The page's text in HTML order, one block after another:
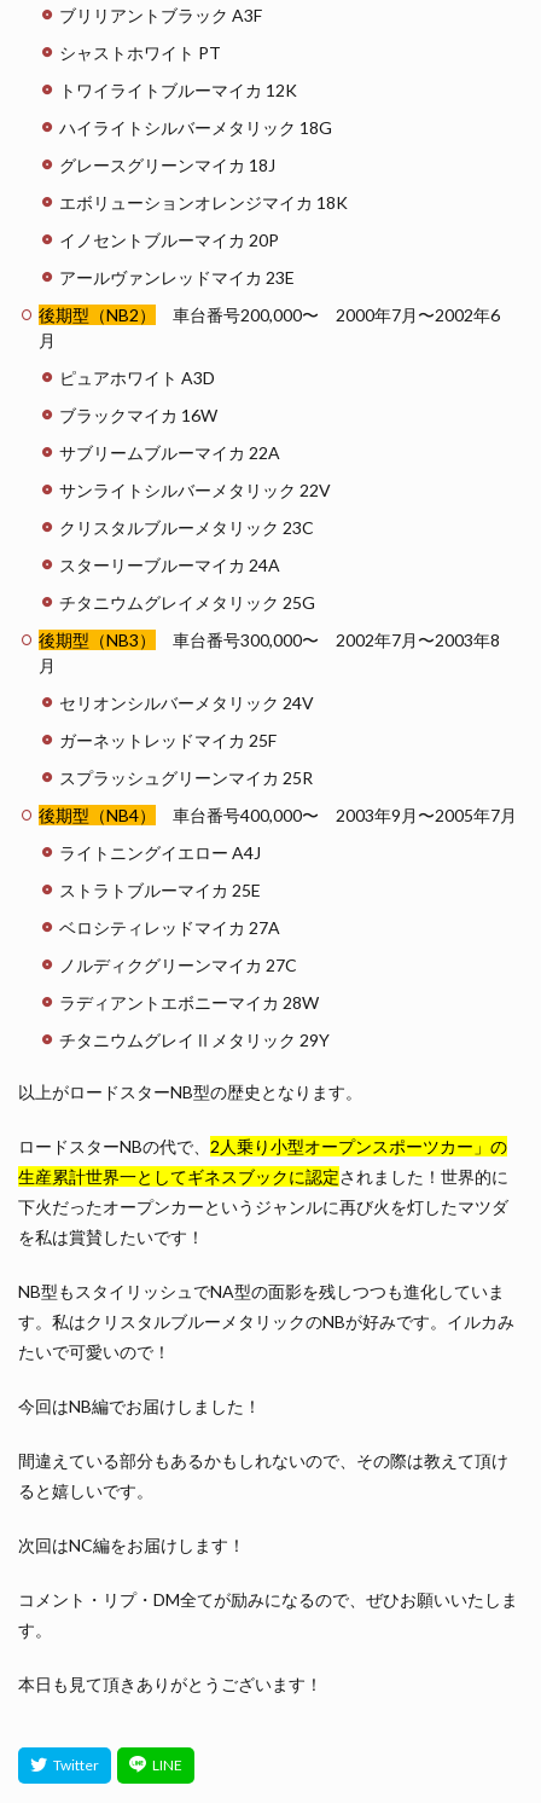
ブリリアントブラック A3F
シャストホワイト PT
トワイライトブルーマイカ 12K
ハイライトシルバーメタリック 18G
グレースグリーンマイカ 18J
エボリューションオレンジマイカ 18K
イノセントブルーマイカ 20P
アールヴァンレッドマイカ 23E
後期型（NB2）
車台番号200,000〜 2000年7月〜2002年6
月
ピュアホワイト A3D
ブラックマイカ 16W
サブリームブルーマイカ 22A
サンライトシルバーメタリック 22V
クリスタルブルーメタリック 23C
スターリーブルーマイカ 24A
チタニウムグレイメタリック 25G
後期型（NB3）
車台番号300,000〜 2002年7月〜2003年8
月
セリオンシルバーメタリック 24V
ガーネットレッドマイカ 25F
スプラッシュグリーンマイカ 25R
後期型（NB4）
車台番号400,000〜 2003年9月〜2005年7月
ライトニングイエロー A4J
ストラトブルーマイカ 25E
ベロシティレッドマイカ 27A
ノルディクグリーンマイカ 27C
ラディアントエボニーマイカ 28W
チタニウムグレイⅡメタリック 29Y
以上がロードスターNB型の歴史となります。
ロードスターNBの代で、 2人乗り小型オープンスポーツカー」の
生産累計世界一としてギネスブックに認定されました！世界的に
下火だったオープンカーというジャンルに再び火を灯したマツダ
を私は賞賛したいです！
NB型もスタイリッシュでNA型の面影を残しつつも進化していま
す。私はクリスタルブルーメタリックのNBが好みです。イルカみ
たいで可愛いので！
今回はNB編でお届けしました！
間違えている部分もあるかもしれないので、その際は教えて頂け
ると嬉しいです。
次回はNC編をお届けします！
コメント・リプ・DM全てが励みになるので、ぜひお願いいたしま
す。
本日も見て頂きありがとうございます！